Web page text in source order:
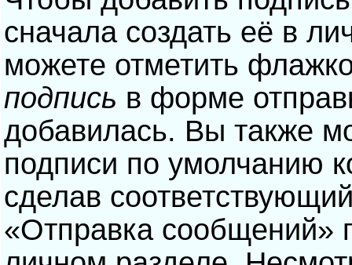
сначала создать её в
можете отметить
подпись в форме
добавилась. Вы также
подписи по умолчанию
сделав
«Отправка сообщений»